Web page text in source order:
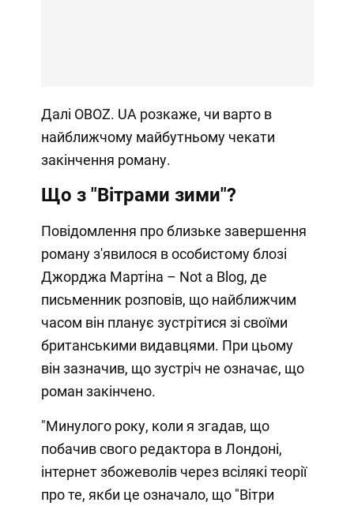
Далі OBOZ. UA розкаже, чи варто в
найближчому майбутньому чекати
закінчення роману.
Що з "Вітрами зими"?
Повідомлення про близьке завершення
роману з'явилося в особистому блозі
Джорджа Мартіна – Not a Blog, де
письменник розповів, що найближчим
часом він планує зустрітися зі своїми
британськими видавцями. При цьому
він зазначив, що зустріч не означає, що
роман закінчено.
"Минулого року, коли я згадав, що
побачив свого редактора в Лондоні,
інтернет збожеволів через всілякі теорії
про те, якби це означало, що "Вітри